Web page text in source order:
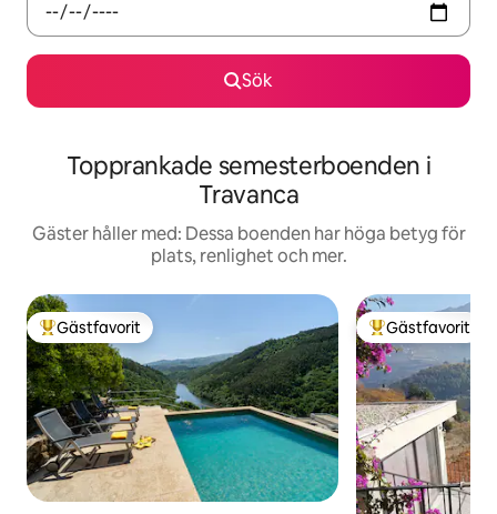
Sök
Topprankade semesterboenden i
Travanca
Gäster håller med: Dessa boenden har höga betyg för
plats, renlighet och mer.
Populär gästfavorit
Gästfavorit Populär
Gästfavorit